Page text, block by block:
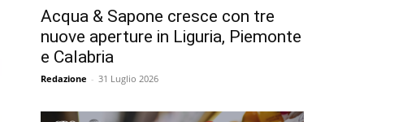
Acqua & Sapone cresce con tre
nuove aperture in Liguria, Piemonte
e Calabria
Redazione - 31 Luglio 2026